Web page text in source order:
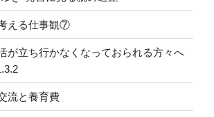
える仕事観⑦
が立ち行かなくなっておられる方々へ
流と養育費